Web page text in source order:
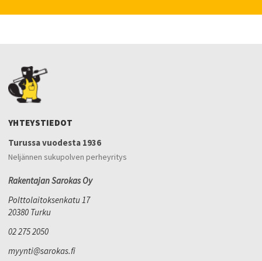
YHTEYSTIEDOT
Turussa vuodesta 1936
Neljännen sukupolven perheyritys
Rakentajan Sarokas Oy
Polttolaitoksenkatu 17
20380 Turku
02 275 2050
myynti@sarokas.fi